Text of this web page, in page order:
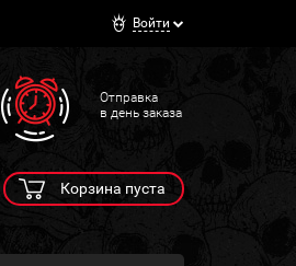
Войти
Отправка
в день заказа
Корзина пуста